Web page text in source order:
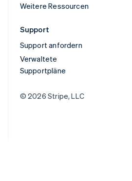
Weitere Ressourcen
Support
Support anfordern
Verwaltete
Supportpläne
© 2026 Stripe, LLC